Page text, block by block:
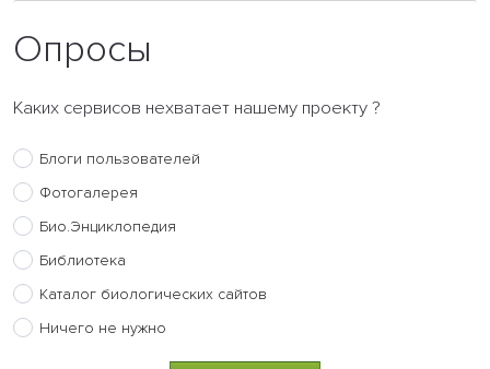
Опросы
Каких сервисов нехватает нашему проекту ?
Блоги пользователей
Фотогалерея
Био.Энциклопедия
Библиотека
Каталог биологических сайтов
Ничего не нужно